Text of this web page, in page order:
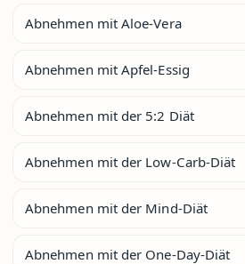
Abnehmen mit Aloe-Vera
Abnehmen mit Apfel-Essig
Abnehmen mit der 5:2 Diät
Abnehmen mit der Low-Carb-Diät
Abnehmen mit der Mind-Diät
Abnehmen mit der One-Day-Diät